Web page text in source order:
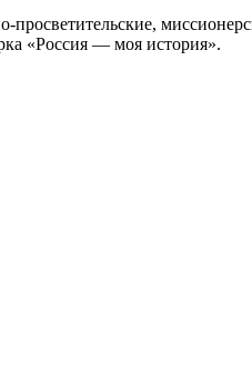
просветительские,
«Россия — моя история».